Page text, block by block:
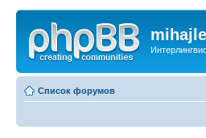
Список форумов